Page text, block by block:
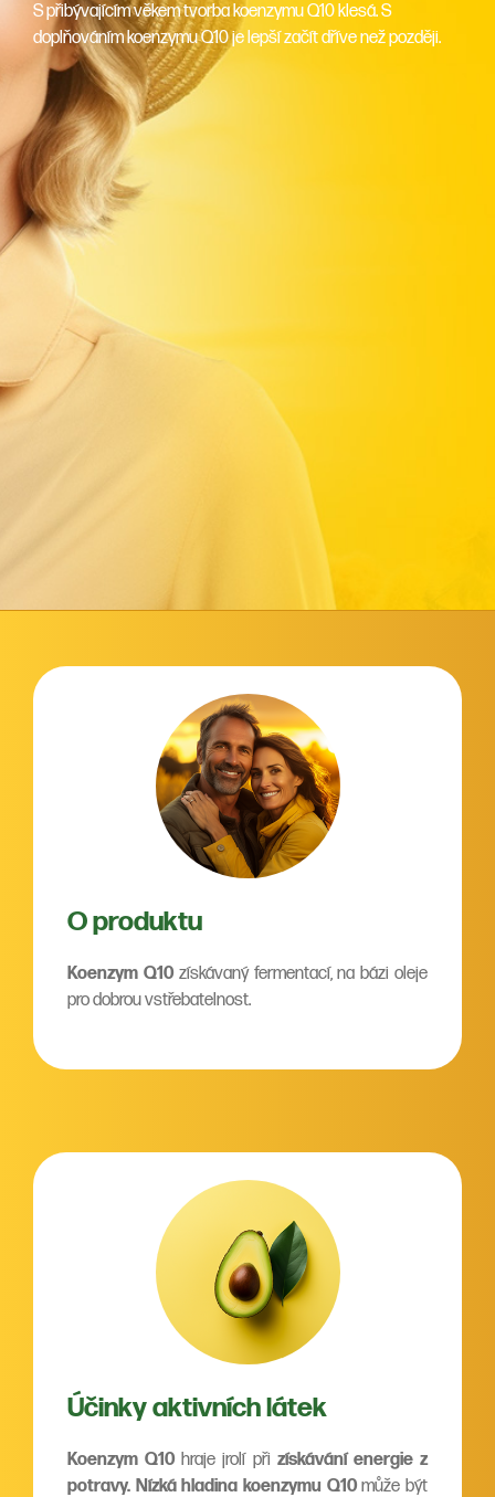
S přibývajícím věkem tvorba koenzymu Q10 klesá. S
doplňováním koenzymu Q10 je lepší začít dříve než později.
O produktu
Koenzym Q10získávaný fermentací, na bázi oleje
pro dobrou vstřebatelnost.
Účinky aktivních látek
Koenzym Q10 hraje jrolí při získávání energie z
potravy. Nízká hladina koenzymu Q10může být